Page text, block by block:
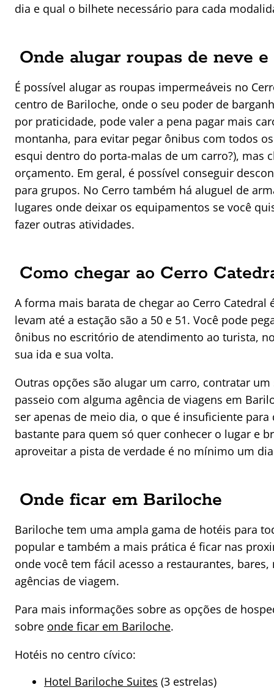
dia e qual o bilhete necessário para cada
Onde alugar roupas de neve
É possível alugar as roupas impermeáveis no
centro de Bariloche, onde o seu poder de
por praticidade, pode valer a pena pagar mais
montanha, para evitar pegar ônibus com todos
esqui dentro do porta-malas de um carro?), mas
orçamento. Em geral, é possível conseguir
para grupos. No Cerro também há aluguel de
lugares onde deixar os equipamentos se você
fazer outras atividades.
Como chegar ao Cerro
A forma mais barata de chegar ao Cerro
levam até a estação são a 50 e 51. Você pode
ônibus no escritório de atendimento ao turista,
sua ida e sua volta.
Outras opções são alugar um carro, contratar
passeio com alguma agência de viagens em
ser apenas de meio dia, o que é insuficiente
bastante para quem só quer conhecer o lugar e
aproveitar a pista de verdade é no mínimo um
Onde ficar em Bariloche
Bariloche tem uma ampla gama de hotéis para
popular e também a mais prática é ficar nas
onde você tem fácil acesso a restaurantes,
agências de viagem.
Para mais informações sobre as opções de
sobre onde ficar em Bariloche.
Hotéis no centro cívico:
Hotel Bariloche Suites (3 estrelas)